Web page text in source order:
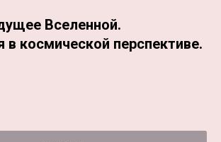
Вселенной.
в космической перспективе.